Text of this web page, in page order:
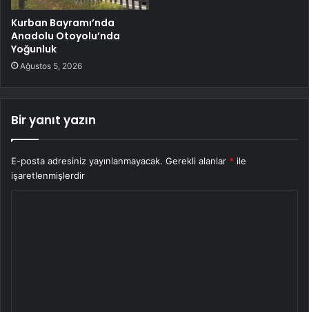
Kurban Bayramı’nda
Anadolu Otoyolu’nda
Yoğunluk
Ağustos 5, 2026
Bir yanıt yazın
E-posta adresiniz yayınlanmayacak. Gerekli alanlar * ile
işaretlenmişlerdir